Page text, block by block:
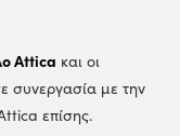
Attica και οι
συνεργασία με την
επίσης.